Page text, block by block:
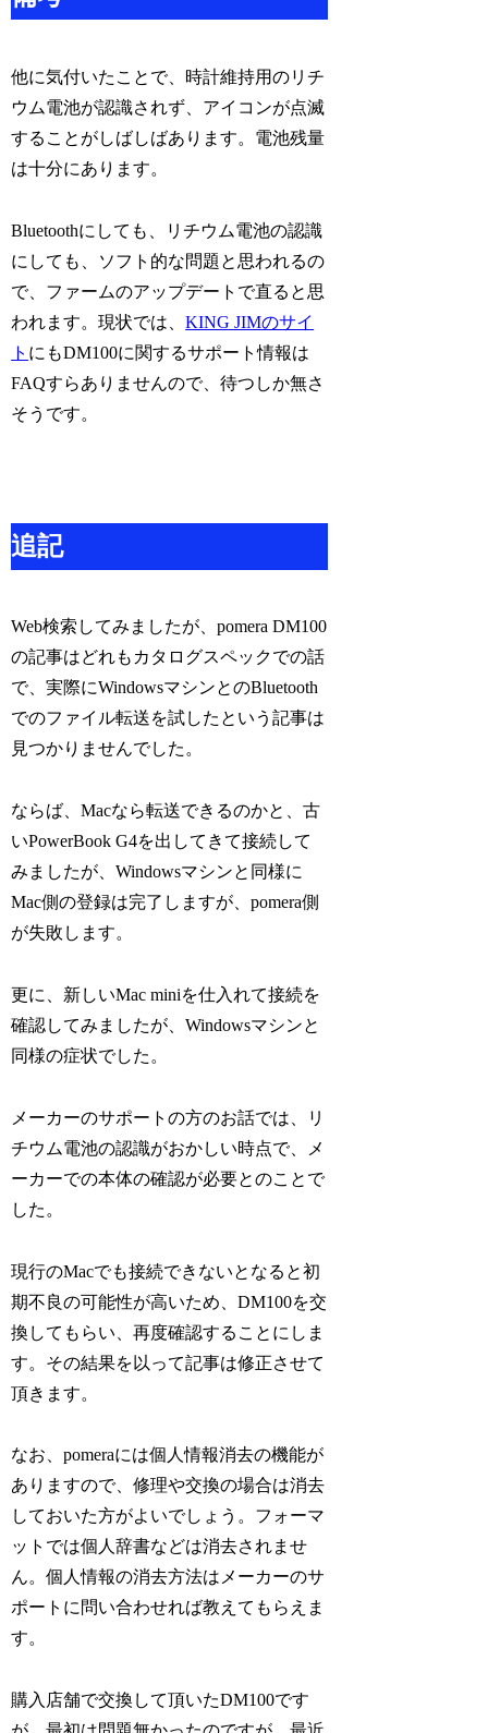
他に気付いたことで、時計維持用のリチ
ウム電池が認識されず、アイコンが点滅
することがしばしばあります。電池残量
は十分にあります。
Bluetoothにしても、リチウム電池の認識
にしても、ソフト的な問題と思われるの
で、ファームのアップデートで直ると思
われます。現状では、KING JIMのサイ
ト にもDM100に関するサポート情報は
FAQすらありませんので、待つしか無さ
そうです。
追記
Web検索してみましたが、pomera DM100
の記事はどれもカタログスペックでの話
で、実際にWindowsマシンとのBluetooth
でのファイル転送を試したという記事は
見つかりませんでした。
ならば、Macなら転送できるのかと、古
いPowerBook G4を出してきて接続して
みましたが、Windowsマシンと同様に
Mac側の登録は完了しますが、pomera側
が失敗します。
更に、新しいMac miniを仕入れて接続を
確認してみましたが、Windowsマシンと
同様の症状でした。
メーカーのサポートの方のお話では、リ
チウム電池の認識がおかしい時点で、メ
ーカーでの本体の確認が必要とのことで
した。
現行のMacでも接続できないとなると初
期不良の可能性が高いため、DM100を交
換してもらい、再度確認することにしま
す。その結果を以って記事は修正させて
頂きます。
なお、pomeraには個人情報消去の機能が
ありますので、修理や交換の場合は消去
しておいた方がよいでしょう。フォーマ
ットでは個人辞書などは消去されませ
ん。個人情報の消去方法はメーカーのサ
ポートに問い合わせれば教えてもらえま
す。
購入店舗で交換して頂いたDM100です